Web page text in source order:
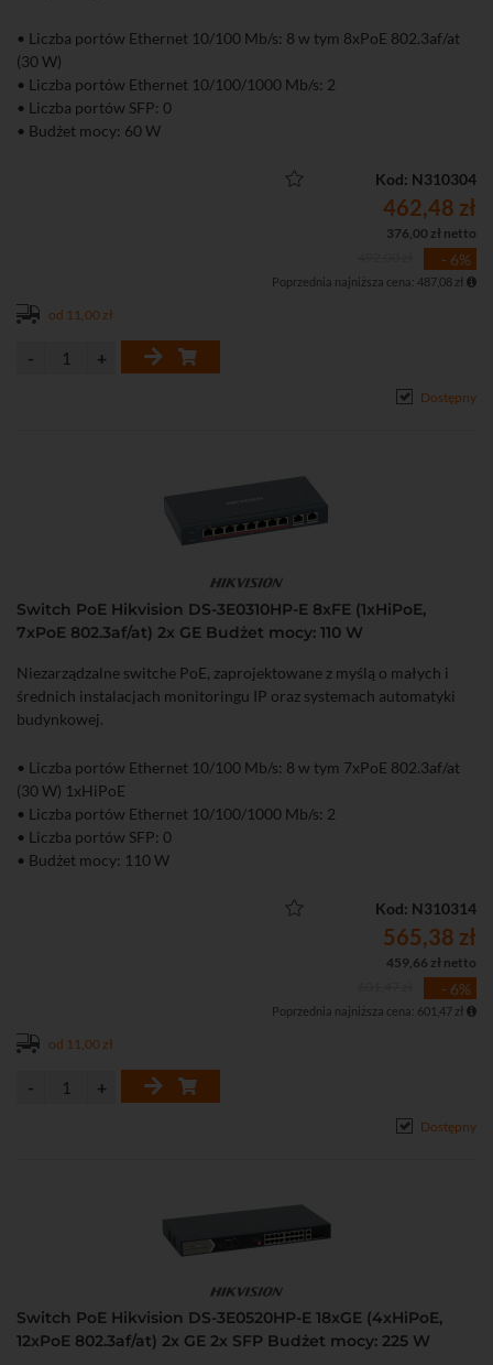
• Liczba portów Ethernet 10/100 Mb/s: 8 w tym 8xPoE 802.3af/at
(30 W)
• Liczba portów Ethernet 10/100/1000 Mb/s: 2
• Liczba portów SFP: 0
• Budżet mocy: 60 W
Kod: N310304
462,48 zł
376,00 zł netto
- 6%
Poprzednia najniższa cena: 487,08 zł
od 11,00 zł
Dostępny
Switch PoE Hikvision DS-3E0310HP-E 8xFE (1xHiPoE,
7xPoE 802.3af/at) 2x GE Budżet mocy: 110 W
Niezarządzalne switche PoE, zaprojektowane z myślą o małych i
średnich instalacjach monitoringu IP oraz systemach automatyki
budynkowej.
• Liczba portów Ethernet 10/100 Mb/s: 8 w tym 7xPoE 802.3af/at
(30 W) 1xHiPoE
• Liczba portów Ethernet 10/100/1000 Mb/s: 2
• Liczba portów SFP: 0
• Budżet mocy: 110 W
Kod: N310314
565,38 zł
459,66 zł netto
- 6%
Poprzednia najniższa cena: 601,47 zł
od 11,00 zł
Dostępny
Switch PoE Hikvision DS-3E0520HP-E 18xGE (4xHiPoE,
12xPoE 802.3af/at) 2x GE 2x SFP Budżet mocy: 225 W